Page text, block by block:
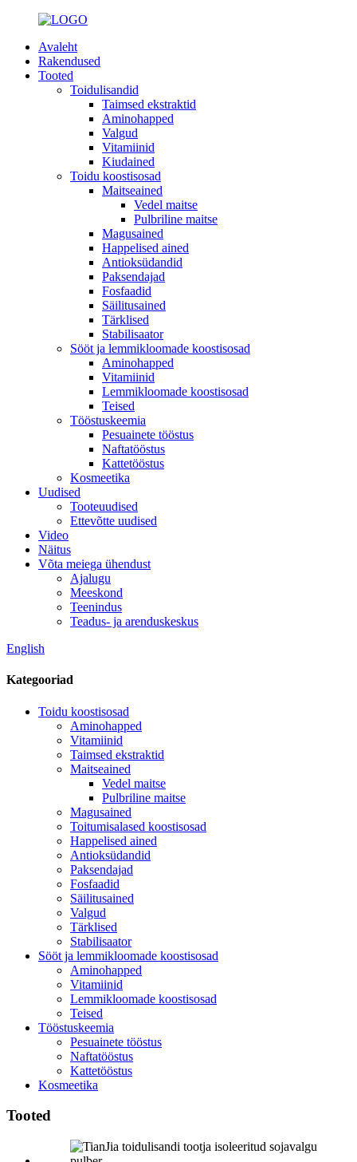
Avaleht
Rakendused
Tooted
Toidulisandid
Taimsed ekstraktid
Aminohapped
Valgud
Vitamiinid
Kiudained
Toidu koostisosad
Maitseained
Vedel maitse
Pulbriline maitse
Magusained
Happelised ained
Antioksüdandid
Paksendajad
Fosfaadid
Säilitusained
Tärklised
Stabilisaator
Sööt ja lemmikloomade koostisosad
Aminohapped
Vitamiinid
Lemmikloomade koostisosad
Teised
Tööstuskeemia
Pesuainete tööstus
Naftatööstus
Kattetööstus
Kosmeetika
Uudised
Tooteuudised
Ettevõtte uudised
Video
Näitus
Võta meiega ühendust
Ajalugu
Meeskond
Teenindus
Teadus- ja arenduskeskus
English
Kategooriad
Toidu koostisosad
Aminohapped
Vitamiinid
Taimsed ekstraktid
Maitseained
Vedel maitse
Pulbriline maitse
Magusained
Toitumisalased koostisosad
Happelised ained
Antioksüdandid
Paksendajad
Fosfaadid
Säilitusained
Valgud
Tärklised
Stabilisaator
Sööt ja lemmikloomade koostisosad
Aminohapped
Vitamiinid
Lemmikloomade koostisosad
Teised
Tööstuskeemia
Pesuainete tööstus
Naftatööstus
Kattetööstus
Kosmeetika
Tooted